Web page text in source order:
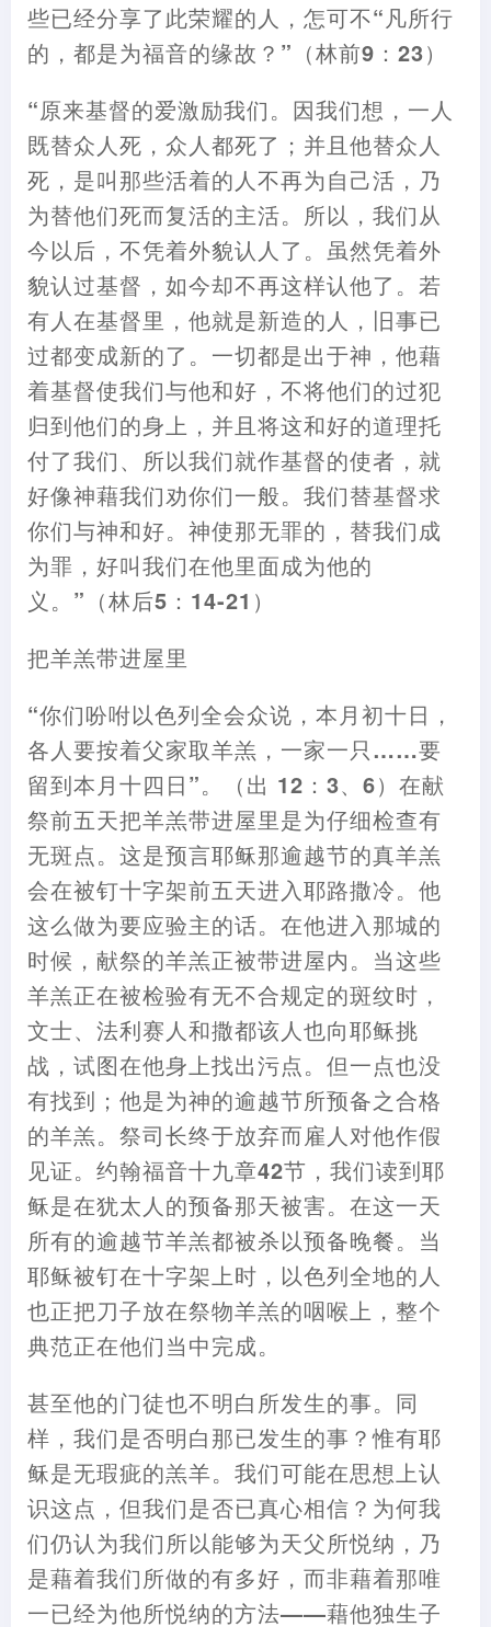
些已经分享了此荣耀的人 ， 怎可不“凡所行
的 ， 都是为福音的缘故 ？ ” （林前9 ： 23）
“原来基督的爱激励我们。因我们想 ， 一人
既替众人死 ， 众人都死了 ； 并且他替众人
死 ， 是叫那些活着的人不再为自己活 ， 乃
为替他们死而复活的主活。所以 ， 我们从
今以后 ， 不凭着外貌认人了。虽然凭着外
貌认过基督 ， 如今却不再这样认他了。若
有人在基督里 ， 他就是新造的人 ， 旧事已
过都变成新的了。一切都是出于神 ， 他藉
着基督使我们与他和好 ， 不将他们的过犯
归到他们的身上 ， 并且将这和好的道理托
付了我们、所以我们就作基督的使者 ， 就
好像神藉我们劝你们一般。我们替基督求
你们与神和好。神使那无罪的 ， 替我们成
为罪 ， 好叫我们在他里面成为他的
义。” （林后5 ： 14-21 ）
把羊羔带进屋里
“你们吩咐以色列全会众说 ， 本月初十日 ，
各人要按着父家取羊羔 ， 一家一只……要
留到本月十四日”。
（出 12 ： 3、6） 在献
祭前五天把羊羔带进屋里是为仔细检查有
无斑点。这是预言耶稣那逾越节的真羊羔
会在被钉十字架前五天进入耶路撒冷。他
这么做为要应验主的话。在他进入那城的
时候 ， 献祭的羊羔正被带进屋内。当这些
羊羔正在被检验有无不合规定的斑纹时 ，
文士、法利赛人和撒都该人也向耶稣挑
战 ， 试图在他身上找出污点。但一点也没
有找到 ； 他是为神的逾越节所预备之合格
的羊羔。祭司长终于放弃而雇人对他作假
见证。约翰福音十九章42节 ， 我们读到耶
稣是在犹太人的预备那天被害。在这一天
所有的逾越节羊羔都被杀以预备晚餐。当
耶稣被钉在十字架上时 ， 以色列全地的人
也正把刀子放在祭物羊羔的咽喉上 ， 整个
典范正在他们当中完成。
甚至他的门徒也不明白所发生的事。同
样 ， 我们是否明白那已发生的事 ？惟有耶
稣是无瑕疵的羔羊。我们可能在思想上认
识这点 ， 但我们是否已真心相信 ？ 为何我
们仍认为我们所以能够为天父所悦纳 ， 乃
是藉着我们所做的有多好 ， 而非藉着那唯
一已经为他所悦纳的方法——藉他独生子